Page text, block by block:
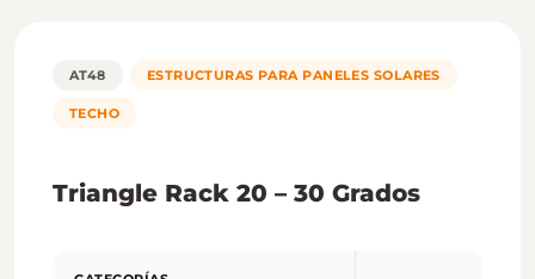
AT48 ESTRUCTURAS PARA PANELES SOLARES
TECHO
Triangle Rack 20 – 30 Grados